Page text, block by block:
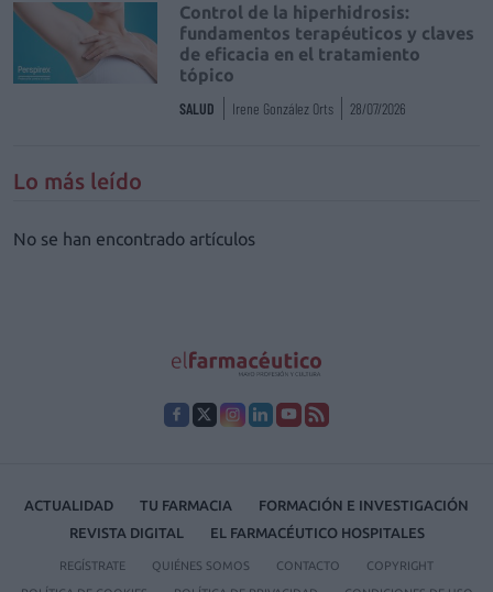
Control de la hiperhidrosis:
fundamentos terapéuticos y claves
de eficacia en el tratamiento
tópico
SALUD Irene González Orts 28/07/2026
Lo más leído
No se han encontrado artículos
ACTUALIDAD TU FARMACIA
FORMACIÓN E INVESTIGACIÓN
REVISTA DIGITAL
EL FARMACÉUTICO HOSPITALES
REGÍSTRATE QUIÉNES SOMOS CONTACTO COPYRIGHT